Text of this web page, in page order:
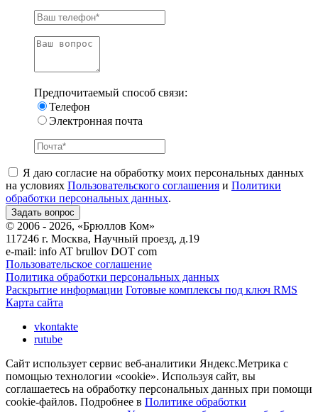
Предпочитаемый способ связи:
Телефон
Электронная почта
Я даю согласие на обработку моих персональных данных
на условиях Пользовательского соглашения и Политики
обработки персональных данных.
© 2006 - 2026, «Брюллов Ком»
117246 г. Москва, Научный проезд, д.19
e-mail: info AT brullov DOT com
Пользовательское соглашение
Политика обработки персональных данных
Раскрытие информации Готовые комплексы под ключ RMS
Карта сайта
vkontakte
rutube
Сайт использует сервис веб-аналитики Яндекс.Метрика с
помощью технологии «cookie». Используя сайт, вы
соглашаетесь на обработку персональных данных при помощи
cookie-файлов. Подробнее в Политике обработки